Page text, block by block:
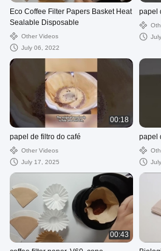
Eco Coffee Filter Papers Basket Heat
Sealable Disposable
Other Videos
July 06, 2022
papel
00:18
papel de filtro do café
Other Videos
July 17, 2025
papel
00:43